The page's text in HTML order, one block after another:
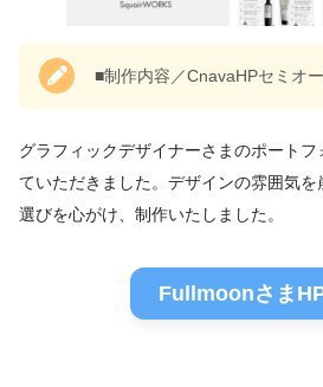
■制作内容／CnavaHPセミオ
グラフィックデザイナーさまのポート
ていただきました。デザインの雰囲気を
選びを心がけ、制作いたしました。
Fullmoonさま